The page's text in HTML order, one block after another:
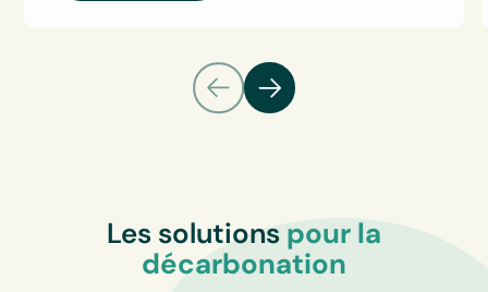
Les solutions pour la
décarbonation